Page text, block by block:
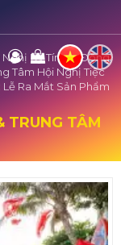
Nghị Uy Tín Tại Đông
Tâm Hội Nghị Tiệc
Ra Mắt Sản Phẩm
TRUNG TÂM